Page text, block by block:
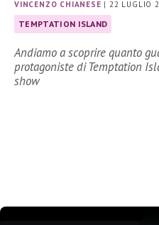
VINCENZO CHIANESE |22 LUGLIO
TEMPTATION ISLAND
Andiamo a scoprire quanto
protagoniste di Temptation
show